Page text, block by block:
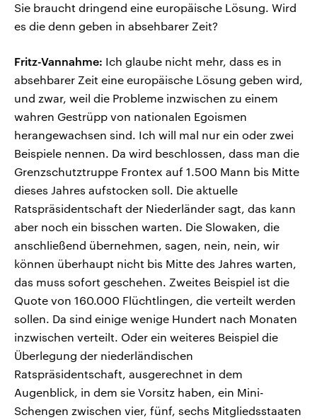
Sie braucht dringend eine europäische Lösung. Wird
es die denn geben in absehbarer Zeit?
Fritz-Vannahme: Ich glaube nicht mehr, dass es in
absehbarer Zeit eine europäische Lösung geben wird,
und zwar, weil die Probleme inzwischen zu einem
wahren Gestrüpp von nationalen Egoismen
herangewachsen sind. Ich will mal nur ein oder zwei
Beispiele nennen. Da wird beschlossen, dass man die
Grenzschutztruppe Frontex auf 1.500 Mann bis Mitte
dieses Jahres aufstocken soll. Die aktuelle
Ratspräsidentschaft der Niederländer sagt, das kann
aber noch ein bisschen warten. Die Slowaken, die
anschließend übernehmen, sagen, nein, nein, wir
können überhaupt nicht bis Mitte des Jahres warten,
das muss sofort geschehen. Zweites Beispiel ist die
Quote von 160.000 Flüchtlingen, die verteilt werden
sollen. Da sind einige wenige Hundert nach Monaten
inzwischen verteilt. Oder ein weiteres Beispiel die
Überlegung der niederländischen
Ratspräsidentschaft, ausgerechnet in dem
Augenblick, in dem sie Vorsitz haben, ein Mini-
Schengen zwischen vier, fünf, sechs Mitgliedsstaaten